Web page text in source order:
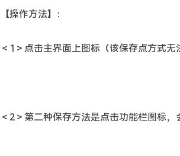
【操作方法】：
＜1＞点击主界面上 图标（该保存点方式无
＜2＞第二种保存方法是点击功能栏图标，